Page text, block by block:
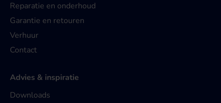
Reparatie en onderhoud
Garantie en retouren
Verhuur
Contact
Advies & inspiratie
Downloads